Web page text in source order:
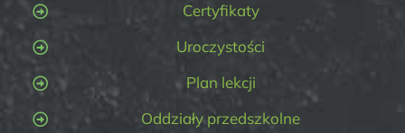
Certyfikaty
Uroczystości
Plan lekcji
Oddziały przedszkolne